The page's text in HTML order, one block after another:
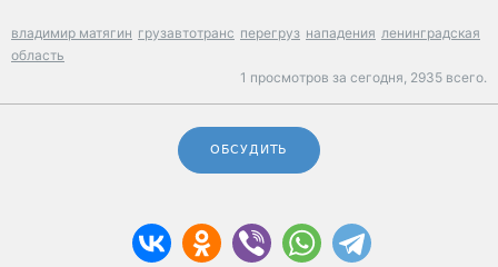
владимир матягин грузавтотранс перегруз нападения ленинградская
область
1 просмотров за сегодня, 2935 всего.
ОБСУДИТЬ